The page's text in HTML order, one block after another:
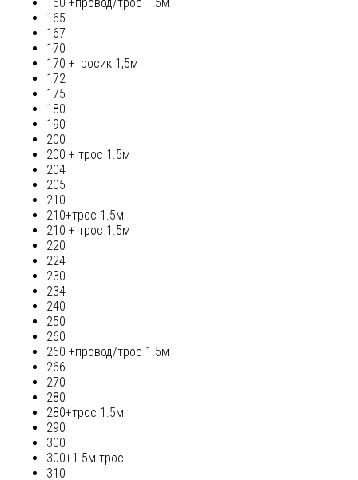
160 +провод/трос 1.5м
165
167
170
170 +тросик 1,5м
172
175
180
190
200
200 + трос 1.5м
204
205
210
210+трос 1.5м
210 + трос 1.5м
220
224
230
234
240
250
260
260 +провод/трос 1.5м
266
270
280
280+трос 1.5м
290
300
300+1.5м трос
310